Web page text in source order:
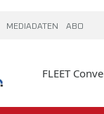
MEDIADATEN ABO
FLEET